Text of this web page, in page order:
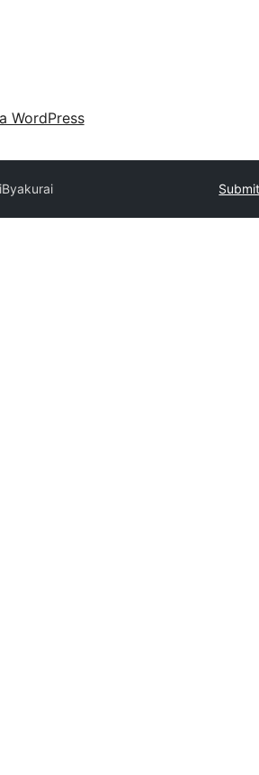
WordPress
Byakurai